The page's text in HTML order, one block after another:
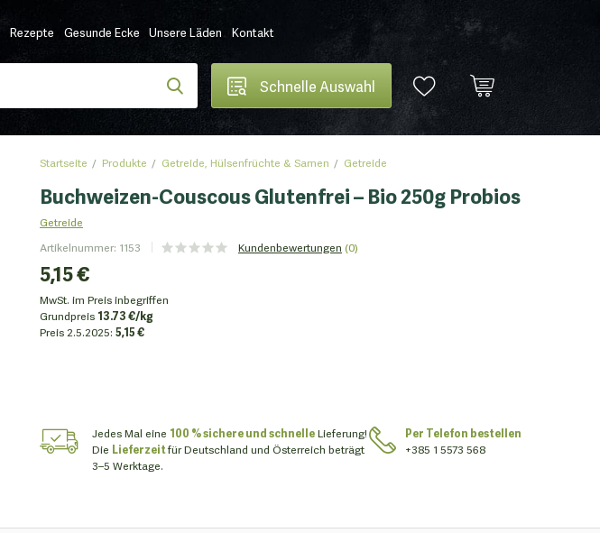
Rezepte Gesunde Ecke Unsere Läden Kontakt
Schnelle Auswahl
Startseite Produkte Getreide, Hülsenfrüchte & Samen Getreide
Buchweizen-Couscous Glutenfrei – Bio 250g Probios
Getreide
Artikelnummer: 1153 Kundenbewertungen (0)
5,15 €
MwSt. im Preis inbegriffen
Grundpreis 13.73 €/kg
Preis 2.5.2025: 5,15 €
Jedes Mal eine 100 % sichere und schnelleLieferung!
Die Lieferzeitfür Deutschland und Österreich beträgt
3–5 Werktage.
Per Telefon bestellen
+385 1 5573 568